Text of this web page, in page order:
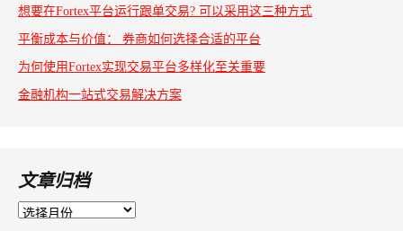
想要在Fortex平台运行跟单交易? 可以采用这三种方式
平衡成本与价值： 券商如何选择合适的平台
为何使用Fortex实现交易平台多样化至关重要
金融机构一站式交易解决方案
文章归档
文